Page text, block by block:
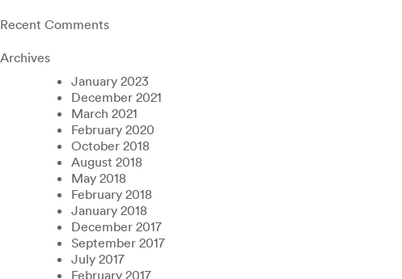
Recent Comments
Archives
January 2023
December 2021
March 2021
February 2020
October 2018
August 2018
May 2018
February 2018
January 2018
December 2017
September 2017
July 2017
February 2017